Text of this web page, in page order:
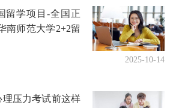
留学项目-全国正
南师范大学2+2留
2025-10-14
压力考试前这样